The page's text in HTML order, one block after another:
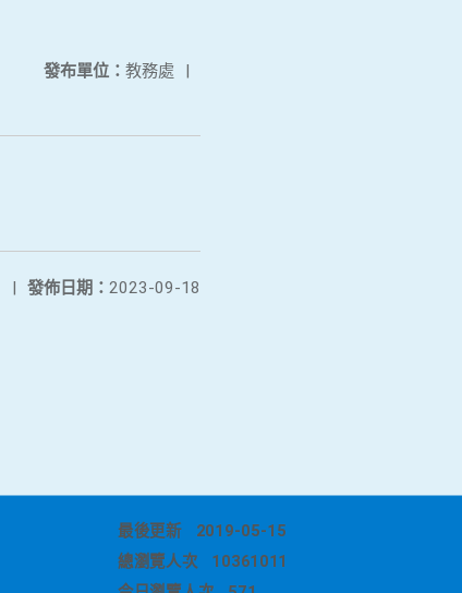
發布單位： 教務處 |
發佈日期： 2023-09-18
|
最後更新
2019-05-15
總瀏覽人次
10361011